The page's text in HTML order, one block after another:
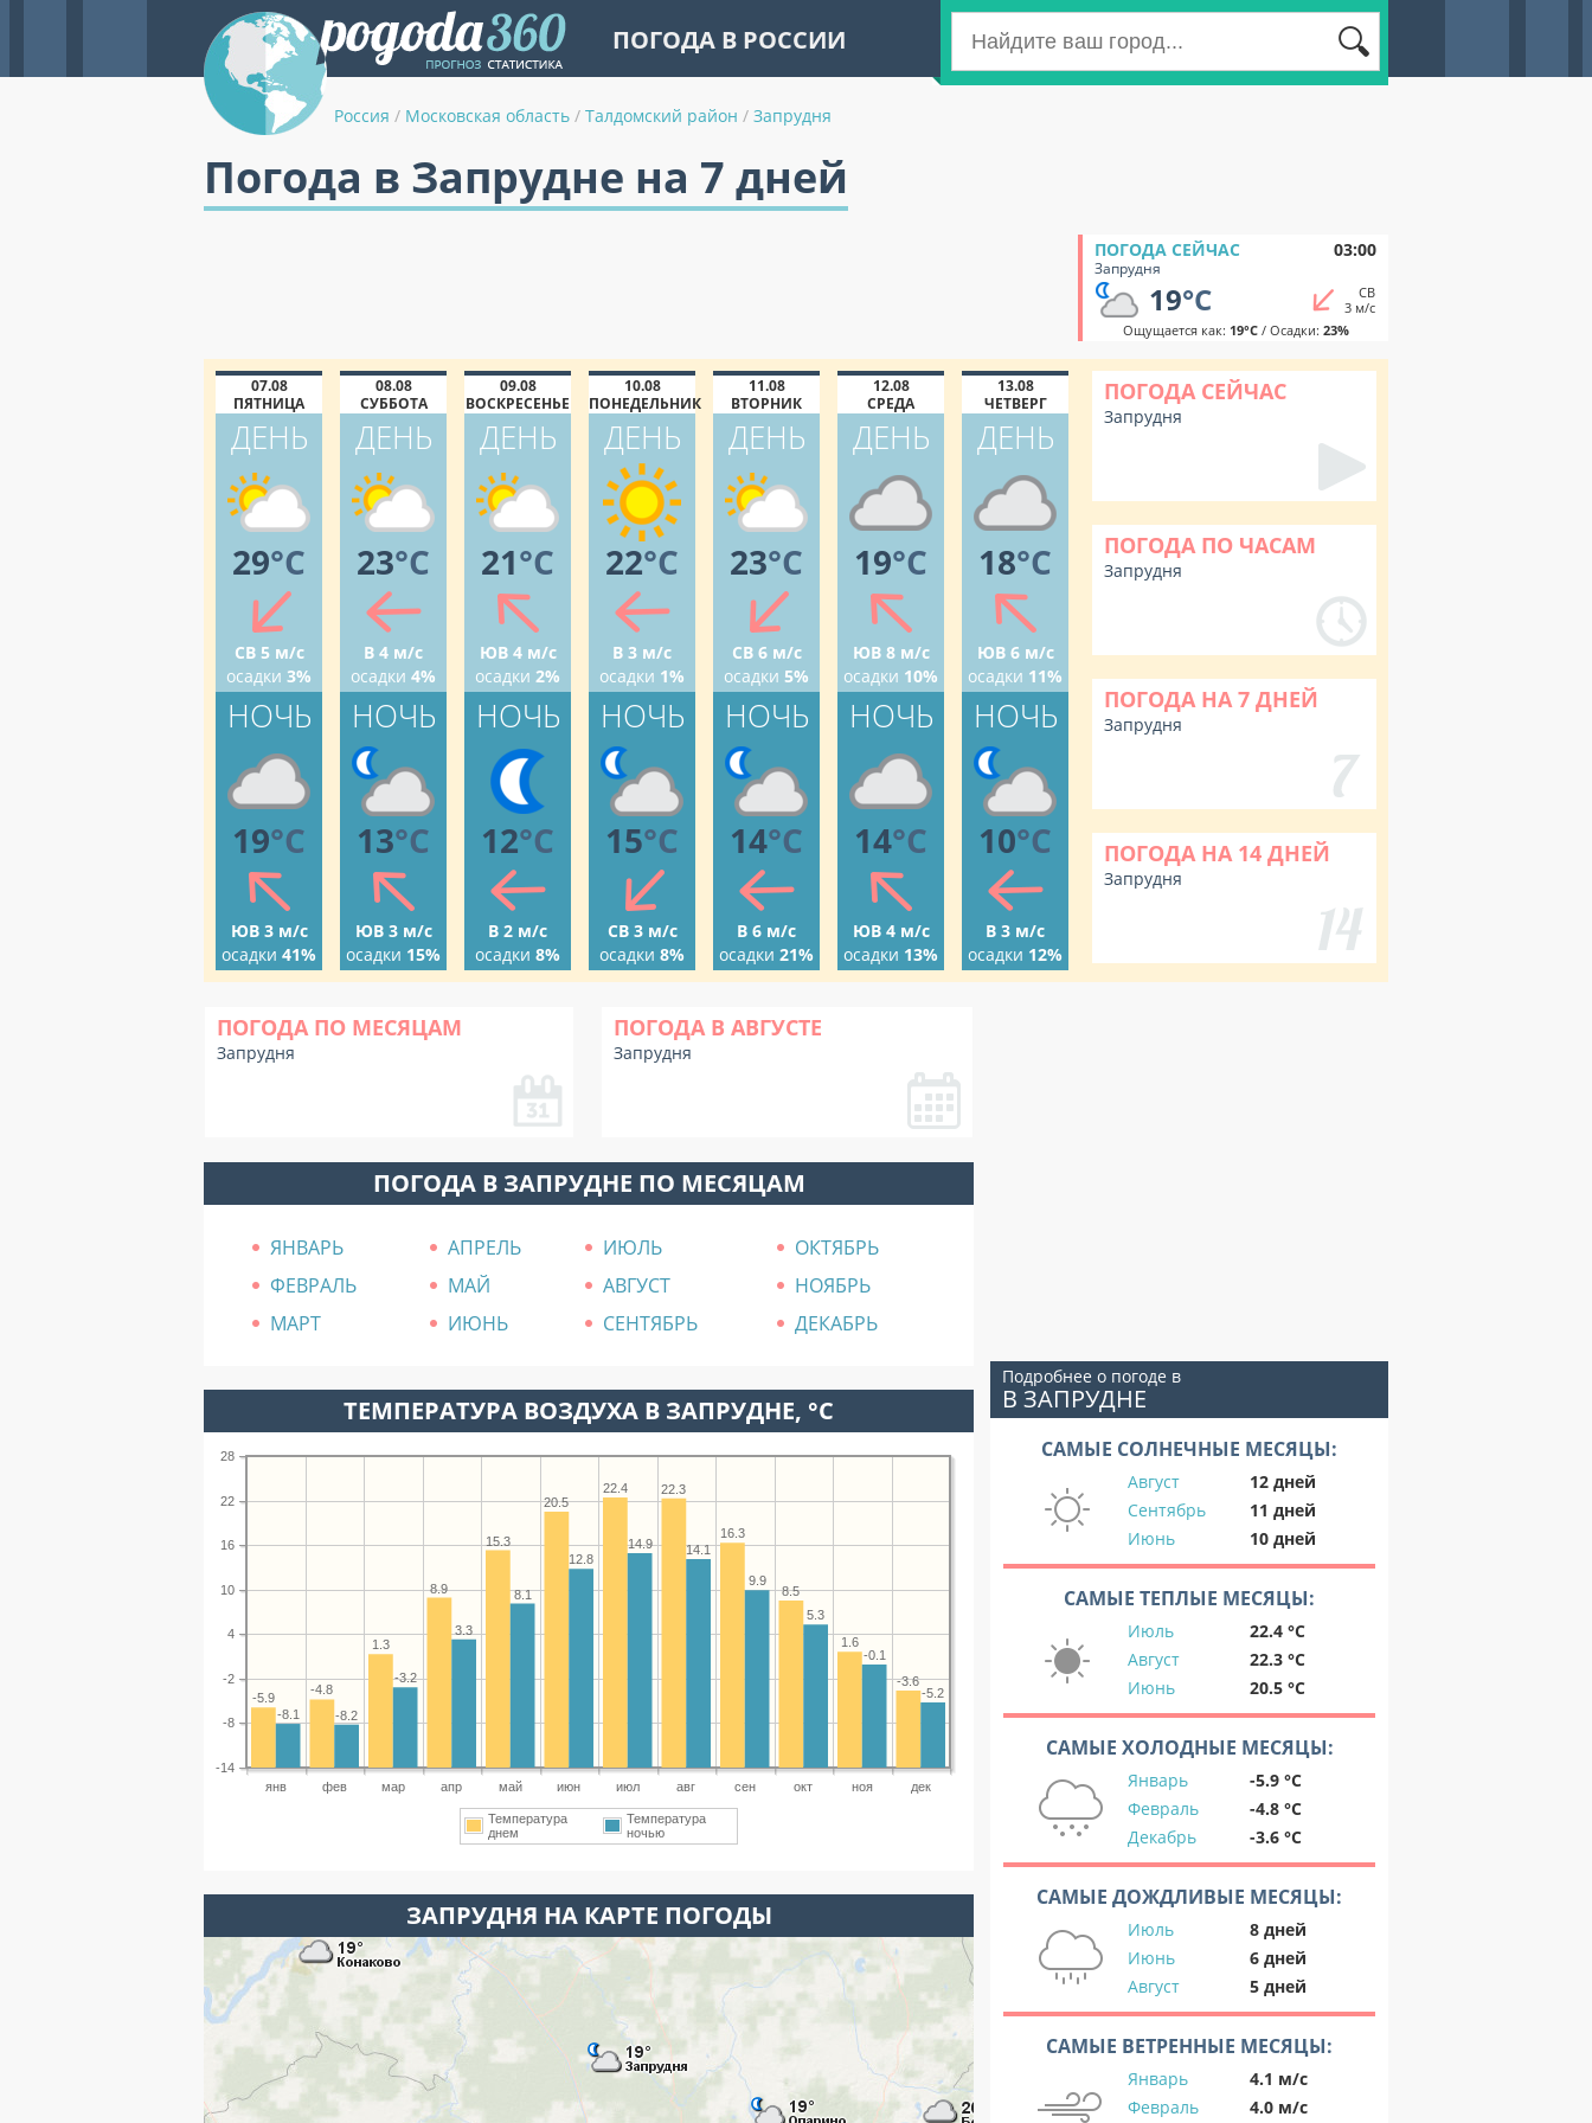
ПОГОДА В РОССИИ
Россия / Московская область / Талдомский район / Запрудня
Погода в Запрудне на 7 дней
ПОГОДА СЕЙЧАС 03:00
Запрудня
19°C
СВ
3 м/с
Ощущается как: 19°C/ Осадки: 23%
07.08
ПЯТНИЦА
ДЕНЬ
29°C
СВ 5 м/с
осадки 3%
НОЧЬ
19°C
ЮВ 3 м/с
осадки 41%
08.08
СУББОТА
ДЕНЬ
23°C
В 4 м/с
осадки 4%
НОЧЬ
13°C
ЮВ 3 м/с
осадки 15%
09.08
ВОСКРЕСЕНЬЕ
ДЕНЬ
21°C
ЮВ 4 м/с
осадки 2%
НОЧЬ
12°C
В 2 м/с
осадки 8%
10.08
ПОНЕДЕЛЬНИК
ДЕНЬ
22°C
В 3 м/с
осадки 1%
НОЧЬ
15°C
СВ 3 м/с
осадки 8%
11.08
ВТОРНИК
ДЕНЬ
23°C
СВ 6 м/с
осадки 5%
НОЧЬ
14°C
В 6 м/с
осадки 21%
12.08
СРЕДА
ДЕНЬ
19°C
ЮВ 8 м/с
осадки 10%
НОЧЬ
14°C
ЮВ 4 м/с
осадки 13%
13.08
ЧЕТВЕРГ
ДЕНЬ
18°C
ЮВ 6 м/с
осадки 11%
НОЧЬ
10°C
В 3 м/с
осадки 12%
ПОГОДА СЕЙЧАС
Запрудня
ПОГОДА ПО ЧАСАМ
Запрудня
ПОГОДА НА 7 ДНЕЙ
Запрудня
ПОГОДА НА 14 ДНЕЙ
Запрудня
ПОГОДА ПО МЕСЯЦАМ
Запрудня
ПОГОДА В АВГУСТЕ
Запрудня
ПОГОДА В ЗАПРУДНЕ ПО МЕСЯЦАМ
ЯНВАРЬ АПРЕЛЬ ИЮЛЬ
ОКТЯБРЬ
ФЕВРАЛЬ
МАЙ АВГУСТ
НОЯБРЬ
МАРТ
ИЮНЬ СЕНТЯБРЬ ДЕКАБРЬ
ТЕМПЕРАТУРА ВОЗДУХА В ЗАПРУДНЕ, °C
янв фев мар апр май июн июл авг сен окт ноя дек
-14
-8
-2
4
10
16
22
28
-3.6
1.6
8.5
16.3
22.3
22.4
20.5
15.3
8.9
1.3
-4.8
-5.9 -5.2
-0.1
5.3
9.9
14.1
14.9
12.8
8.1
3.3
-3.2
-8.2
-8.1
Температура
днем
Температура
ночью
ЗАПРУДНЯ НА КАРТЕ ПОГОДЫ
Подробнее о погоде в
В ЗАПРУДНЕ
САМЫЕ СОЛНЕЧНЫЕ МЕСЯЦЫ:
Август
12 дней
Сентябрь
11 дней
Июнь
10 дней
САМЫЕ ТЕПЛЫЕ МЕСЯЦЫ:
Июль
22.4 °C
Август
22.3 °C
Июнь
20.5 °C
САМЫЕ ХОЛОДНЫЕ МЕСЯЦЫ:
Январь
-5.9 °C
Февраль
-4.8 °C
Декабрь
-3.6 °C
САМЫЕ ДОЖДЛИВЫЕ МЕСЯЦЫ:
Июль
8 дней
Июнь
6 дней
Август
5 дней
САМЫЕ ВЕТРЕННЫЕ МЕСЯЦЫ:
Январь
4.1 м/с
Февраль
4.0 м/с